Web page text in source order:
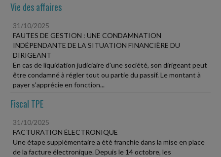
Vie des affaires
31/10/2025
FAUTES DE GESTION : UNE CONDAMNATION
INDÉPENDANTE DE LA SITUATION FINANCIÈRE DU
DIRIGEANT
En cas de liquidation judiciaire d'une société, son dirigeant peut
être condamné à régler tout ou partie du passif. Le montant à
payer s'apprécie en fonction...
Fiscal TPE
31/10/2025
FACTURATION ÉLECTRONIQUE
Une étape supplémentaire a été franchie dans la mise en place
de la facture électronique. Depuis le 14 octobre, les